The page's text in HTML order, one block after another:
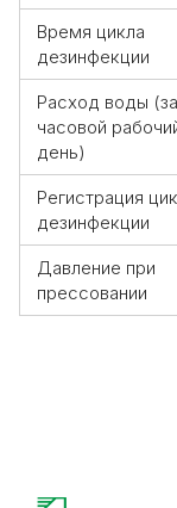
Время цикла
дезинфекции
Расход воды
часовой
день)
Регистрация
дезинфекции
Давление при
прессовании